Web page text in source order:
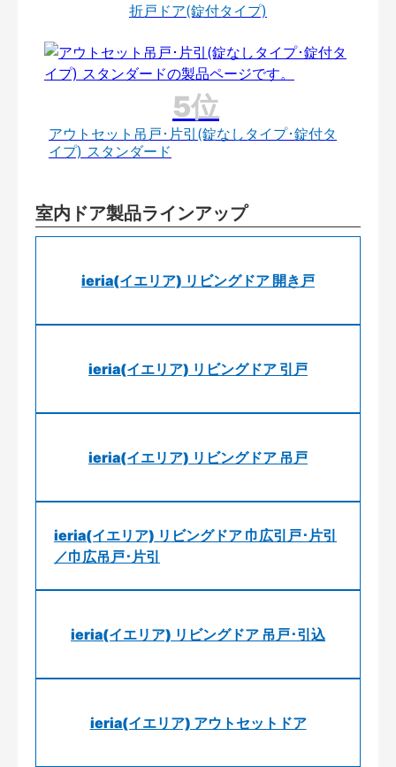
折戸ドア(錠付タイプ)
アウトセット吊戸･片引(錠なしタイプ･錠付タ
イプ) スタンダード
室内ドア製品ラインアップ
ieria(イエリア) リビングドア 開き戸
ieria(イエリア) リビングドア 引戸
ieria(イエリア) リビングドア 吊戸
ieria(イエリア) リビングドア 巾広引戸･片引
／巾広吊戸･片引
ieria(イエリア) リビングドア 吊戸･引込
ieria(イエリア) アウトセットドア